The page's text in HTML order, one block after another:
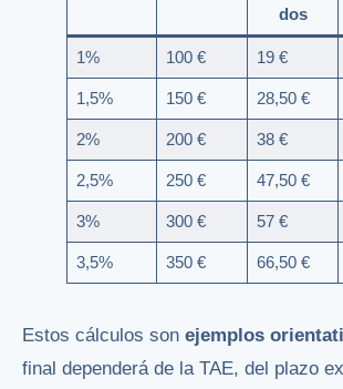
dos
1% 100 € 19 €
1,5% 150 € 28,50 €
2% 200 € 38 €
2,5% 250 € 47,50 €
3% 300 € 57 €
3,5% 350 € 66,50 €
Estos cálculos son ejemplos
final dependerá de la TAE, del plazo